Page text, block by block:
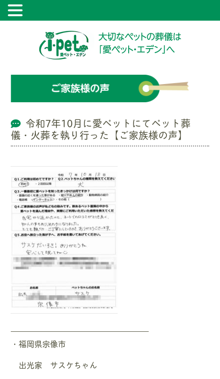
令和7年10月に愛ペットにてペット葬
儀・火葬を執り行った【ご家族様の声】
—————————————————–
・福岡県宗像市
出光家 サスケちゃん